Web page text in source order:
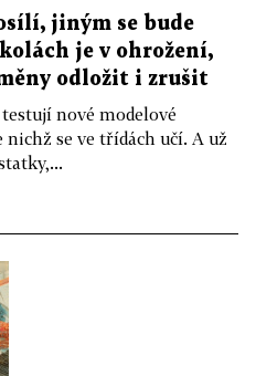
jiným se bude
je v ohrožení,
odložit i zrušit
nové modelové
se ve třídách učí. A už